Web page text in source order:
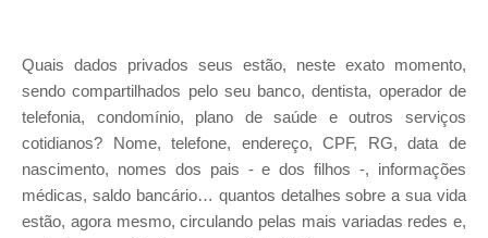
Quais dados privados seus estão, neste exato momento,
sendo compartilhados pelo seu banco, dentista, operador de
telefonia, condomínio, plano de saúde e outros serviços
cotidianos? Nome, telefone, endereço, CPF, RG, data de
nascimento, nomes dos pais - e dos filhos -, informações
médicas, saldo bancário… quantos detalhes sobre a sua vida
estão, agora mesmo, circulando pelas mais variadas redes e,